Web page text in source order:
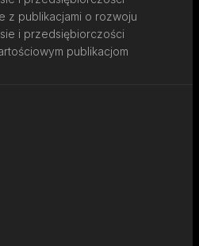
z publikacjami o rozwoju
i przedsiębiorczości
publikacjom